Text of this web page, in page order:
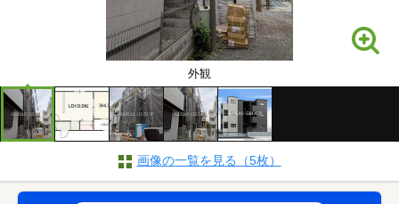
外観
画像の一覧を見る（5枚）